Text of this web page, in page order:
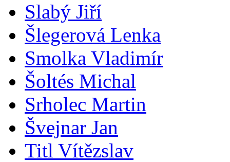
Slabý Jiří
Šlegerová Lenka
Smolka Vladimír
Šoltés Michal
Srholec Martin
Švejnar Jan
Titl Vítězslav